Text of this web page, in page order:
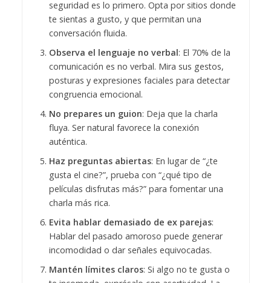
seguridad es lo primero. Opta por sitios donde
te sientas a gusto, y que permitan una
conversación fluida.
Observa el lenguaje no verbal: El 70% de la
comunicación es no verbal. Mira sus gestos,
posturas y expresiones faciales para detectar
congruencia emocional.
No prepares un guion: Deja que la charla
fluya. Ser natural favorece la conexión
auténtica.
Haz preguntas abiertas: En lugar de “¿te
gusta el cine?”, prueba con “¿qué tipo de
películas disfrutas más?” para fomentar una
charla más rica.
Evita hablar demasiado de ex parejas:
Hablar del pasado amoroso puede generar
incomodidad o dar señales equivocadas.
Mantén límites claros: Si algo no te gusta o